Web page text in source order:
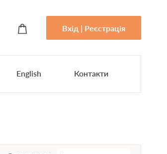
Вхід | Реєстрація
English Контакти